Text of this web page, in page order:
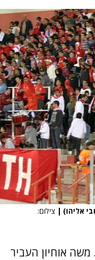
אליהו) | צילום:
משה אוחיון העביר